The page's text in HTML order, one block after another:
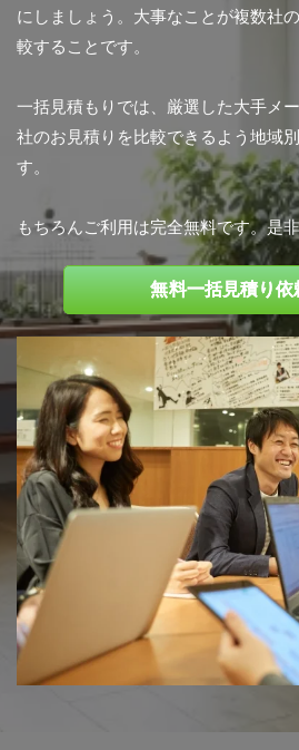
にしましょう。大事なことが複数社
較することです。
一括見積もりでは、厳選した大手メ
社のお見積りを比較できるよう地域
す。
もちろんご利用は完全無料です。是
無料一括見積り依